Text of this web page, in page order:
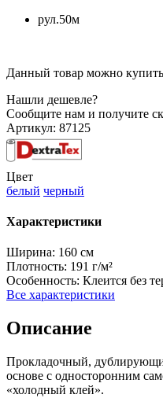
рул.50м
Данный товар можно
Нашли дешевле?
Сообщите нам и получите
Артикул: 87125
Цвет
белый черный
Характеристики
Ширина: 160 см
Плотность: 191 г/м²
Особенность: Клеится без
Все характеристики
Описание
Прокладочный,
основе с односторонним
«холодный клей».